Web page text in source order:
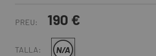
PREU: 190 €
TALLA: N/A